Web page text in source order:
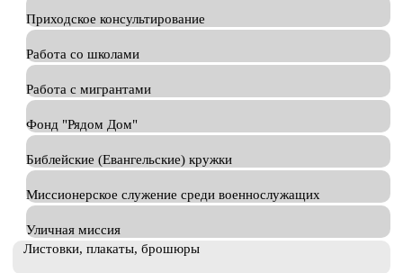
Приходское консультирование
Работа со школами
Работа с мигрантами
Фонд "Рядом Дом"
Библейские (Евангельские) кружки
Миссионерское служение среди военнослужащих
Уличная миссия
Листовки, плакаты, брошюры